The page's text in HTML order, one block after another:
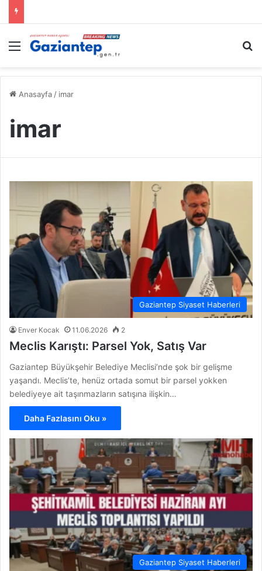
Menü
Anasayfa / imar
imar
Gaziantep Siyaset Haberleri
Enver Kocak 11.06.2026 2
Meclis Karıştı: Parsel Yok, Satış Var
Gaziantep Büyükşehir Belediye Meclisi’nde şok bir gelişme
yaşandı. Meclis’te, henüz ortada somut bir parsel yokken
belediyeye ait taşınmazların satışına ilişkin…
Daha Fazlasını Oku »
Gaziantep Siyaset Haberleri